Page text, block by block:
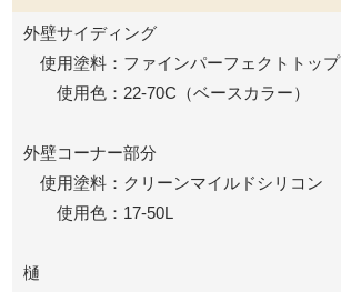
外壁サイディング
使用塗料：ファインパーフェクトトップ
使用色：22-70C（ベースカラー）
外壁コーナー部分
使用塗料：クリーンマイルドシリコン
使用色：17-50L
樋